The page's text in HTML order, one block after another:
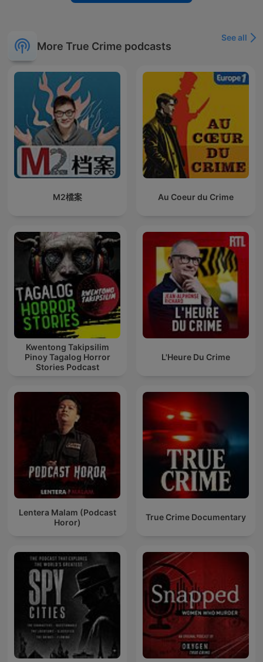
More True Crime podcasts
See all
M2檔案 Au Coeur du Crime
Kwentong Takipsilim
Pinoy Tagalog Horror
Stories Podcast
L'Heure Du Crime
Lentera Malam (Podcast
Horor)
True Crime Documentary